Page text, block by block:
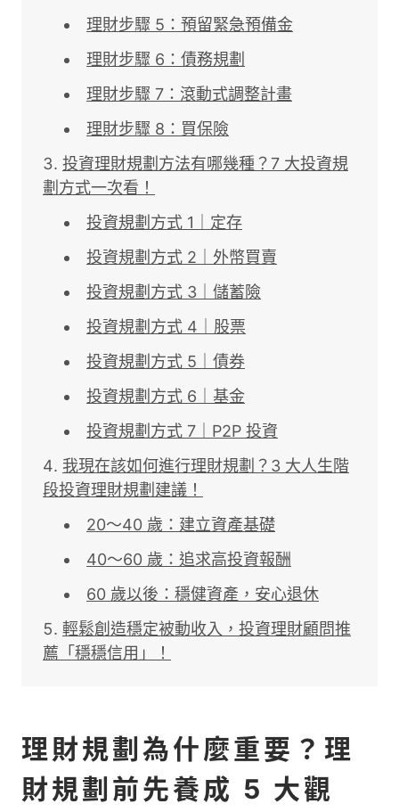
理財步驟 5：預留緊急預備金
理財步驟 6：債務規劃
理財步驟 7：滾動式調整計畫
理財步驟 8：買保險
投資理財規劃方法有哪幾種？7 大投資規
劃方式一次看！
投資規劃方式 1｜定存
投資規劃方式 2｜外幣買賣
投資規劃方式 3｜儲蓄險
投資規劃方式 4｜股票
投資規劃方式 5｜債券
投資規劃方式 6｜基金
投資規劃方式 7｜P2P 投資
我現在該如何進行理財規劃？3 大人生階
段投資理財規劃建議！
20～40 歲：建立資產基礎
40～60 歲：追求高投資報酬
60 歲以後：穩健資產，安心退休
輕鬆創造穩定被動收入，投資理財顧問推
薦「穩穩信用」！
理財規劃為什麼重要？理
財規劃前先養成 5 大觀